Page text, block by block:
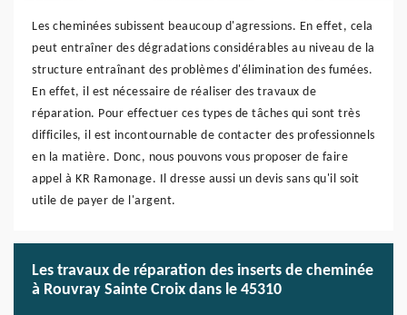
Les cheminées subissent beaucoup d'agressions. En effet, cela
peut entraîner des dégradations considérables au niveau de la
structure entraînant des problèmes d'élimination des fumées.
En effet, il est nécessaire de réaliser des travaux de
réparation. Pour effectuer ces types de tâches qui sont très
difficiles, il est incontournable de contacter des professionnels
en la matière. Donc, nous pouvons vous proposer de faire
appel à KR Ramonage. Il dresse aussi un devis sans qu'il soit
utile de payer de l'argent.
Les travaux de réparation des inserts de cheminée
à Rouvray Sainte Croix dans le 45310